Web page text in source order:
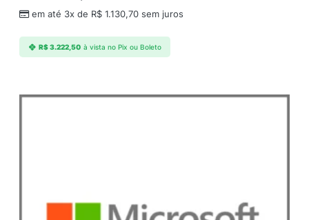
em até 3x de R$ 1.130,70 sem juros
R$3.222,50 à vista no Pix ou Boleto